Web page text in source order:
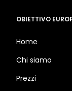
OBIETTIVO
Home
Chi siamo
Prezzi